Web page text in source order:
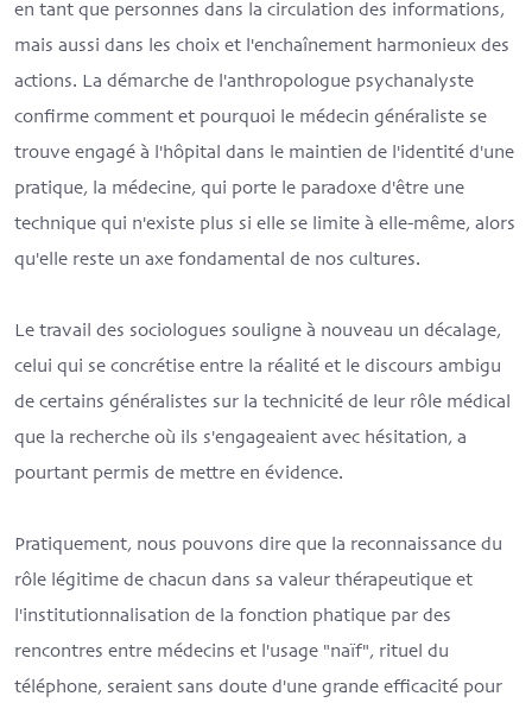
en tant que personnes dans la circulation des informations,
mais aussi dans les choix et l'enchaînement harmonieux des
actions. La démarche de l'anthropologue psychanalyste
confirme comment et pourquoi le médecin généraliste se
trouve engagé à l'hôpital dans le maintien de l'identité d'une
pratique, la médecine, qui porte le paradoxe d'être une
technique qui n'existe plus si elle se limite à elle-même, alors
qu'elle reste un axe fondamental de nos cultures.
Le travail des sociologues souligne à nouveau un décalage,
celui qui se concrétise entre la réalité et le discours ambigu
de certains généralistes sur la technicité de leur rôle médical
que la recherche où ils s'engageaient avec hésitation, a
pourtant permis de mettre en évidence.
Pratiquement, nous pouvons dire que la reconnaissance du
rôle légitime de chacun dans sa valeur thérapeutique et
l'institutionnalisation de la fonction phatique par des
rencontres entre médecins et l'usage "naïf", rituel du
téléphone, seraient sans doute d'une grande efficacité pour